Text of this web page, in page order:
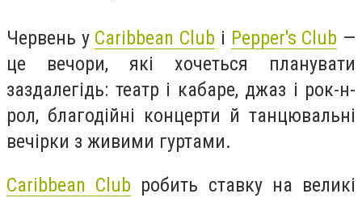
Червень у Caribbean Club і Pepper's Club —
це вечори, які хочеться планувати
заздалегідь: театр і кабаре, джаз і рок-н-
рол, благодійні концерти й танцювальні
вечірки з живими гуртами.
Caribbean Club робить ставку на великі